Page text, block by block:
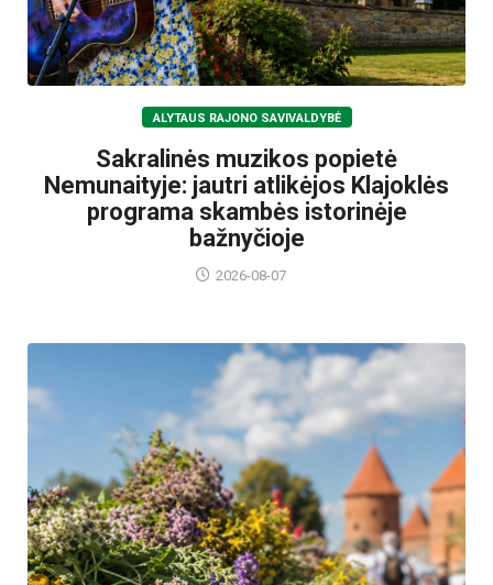
ALYTAUS RAJONO SAVIVALDYBĖ
Sakralinės muzikos popietė
Nemunaityje: jautri atlikėjos Klajoklės
programa skambės istorinėje
bažnyčioje
2026-08-07